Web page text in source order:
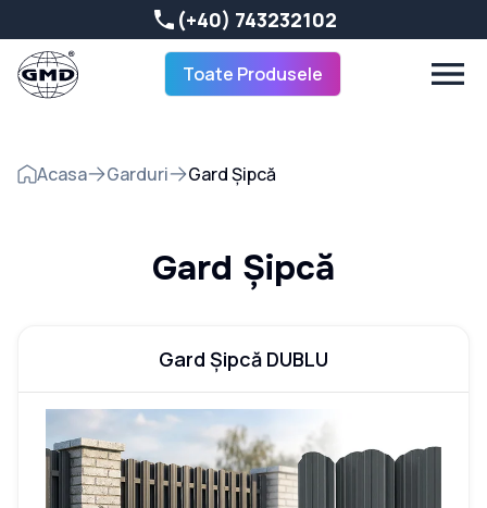
(+40) 743232102
Toate Produsele
Acasa Garduri Gard Șipcă
Gard Șipcă
Gard Șipcă DUBLU